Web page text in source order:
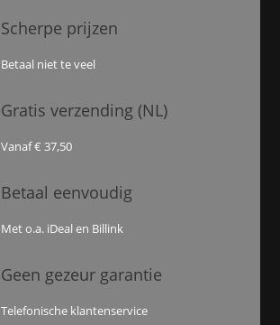
Scherpe prijzen
Betaal niet te veel
Gratis verzending (NL)
Vanaf € 37,50
Betaal eenvoudig
Met o.a. iDeal en Billink
Geen gezeur garantie
Telefonische klantenservice